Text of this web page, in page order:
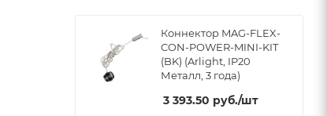
Коннектор MAG-FLEX-
CON-POWER-MINI-KIT
(BK) (Arlight, IP20
Металл, 3 года)
3 393.50 руб./шт